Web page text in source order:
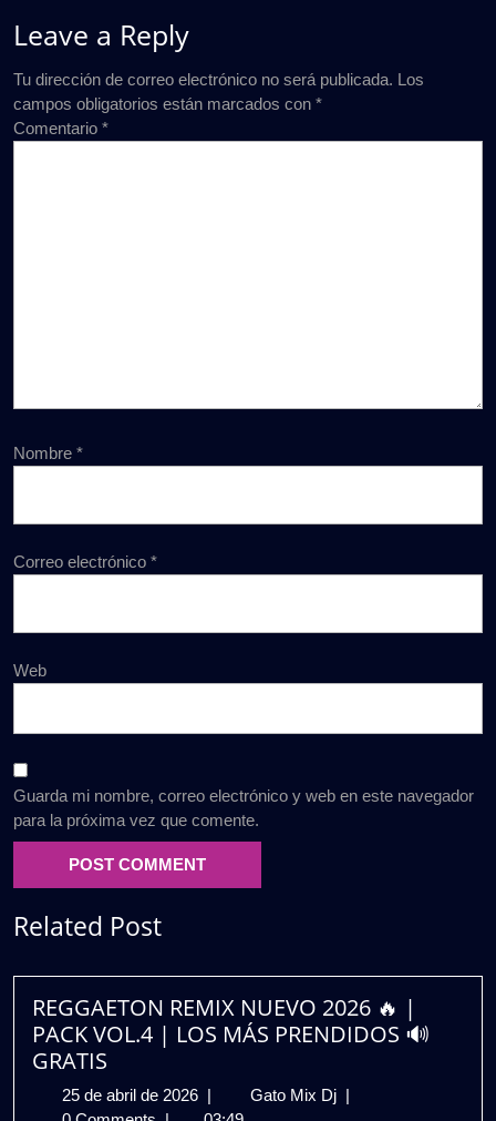
Leave a Reply
Tu dirección de correo electrónico no será publicada. Los
campos obligatorios están marcados con *
Comentario *
Nombre *
Correo electrónico *
Web
Guarda mi nombre, correo electrónico y web en este navegador
para la próxima vez que comente.
Related Post
REGGAETON REMIX NUEVO 2026 🔥 |
PACK VOL.4 | LOS MÁS PRENDIDOS 🔊
GRATIS
25 de abril de 2026 25| Gato Mix Dj REGGAETON
|